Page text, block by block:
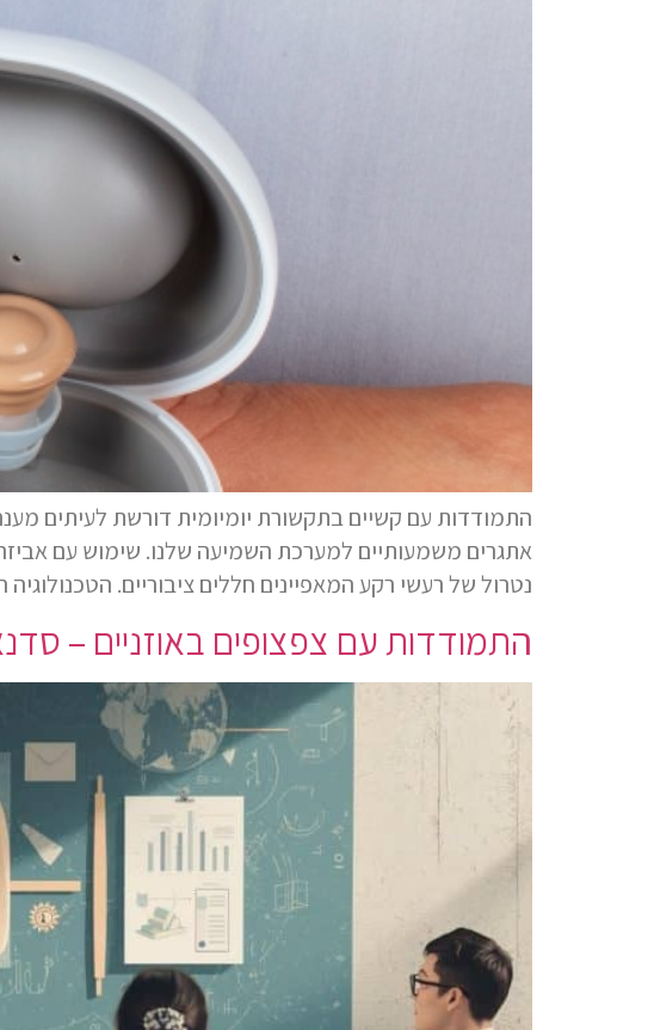
התמודדות עם קשיים בתקשורת יומיומית דורשת לעיתים
אתגרים משמעותיים למערכת השמיעה שלנו. שימוש עם
נטרול של רעשי רקע המאפיינים חללים ציבוריים.
התמודדות עם צפצופים באוזניים –